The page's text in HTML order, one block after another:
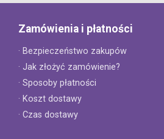
Zamówienia i płatności
· Bezpieczeństwo zakupów
· Jak złożyć zamówienie?
· Sposoby płatności
· Koszt dostawy
· Czas dostawy